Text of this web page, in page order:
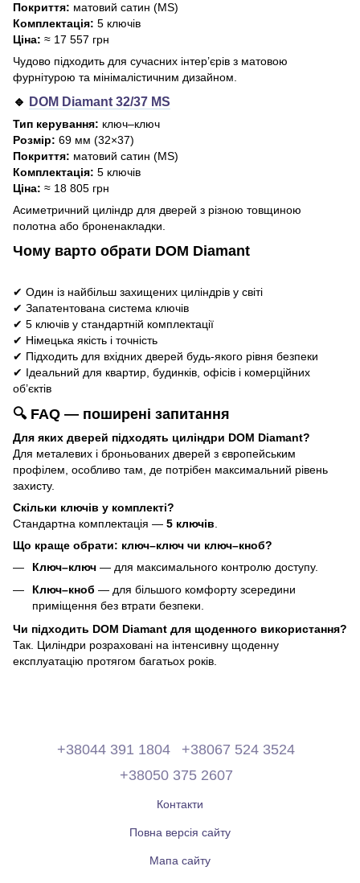
Покриття: матовий сатин (MS)
Комплектація: 5 ключів
Ціна: ≈ 17 557 грн
Чудово підходить для сучасних інтер’єрів з матовою
фурнітурою та мінімалістичним дизайном.
🔹 DOM Diamant 32/37 MS
Тип керування: ключ–ключ
Розмір: 69 мм (32×37)
Покриття: матовий сатин (MS)
Комплектація: 5 ключів
Ціна: ≈ 18 805 грн
Асиметричний циліндр для дверей з різною товщиною
полотна або броненакладки.
Чому варто обрати DOM Diamant
✔ Один із найбільш захищених циліндрів у світі
✔ Запатентована система ключів
✔ 5 ключів у стандартній комплектації
✔ Німецька якість і точність
✔ Підходить для вхідних дверей будь-якого рівня безпеки
✔ Ідеальний для квартир, будинків, офісів і комерційних
об’єктів
🔍 FAQ — поширені запитання
Для яких дверей підходять циліндри DOM Diamant?
Для металевих і броньованих дверей з європейським
профілем, особливо там, де потрібен максимальний рівень
захисту.
Скільки ключів у комплекті?
Стандартна комплектація — 5 ключів
Що краще обрати: ключ–ключ чи ключ–кноб?
Ключ–ключ — для максимального контролю доступу.
Ключ–кноб — для більшого комфорту зсередини
приміщення без втрати безпеки.
Чи підходить DOM Diamant для щоденного використання?
Так. Циліндри розраховані на інтенсивну щоденну
експлуатацію протягом багатьох років.
+38044 391 1804
+38067 524 3524
+38050 375 2607
Контакти
Повна версія сайту
Мапа сайту